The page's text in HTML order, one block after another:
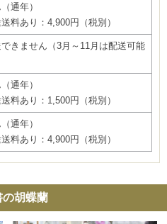
通年）
料あり：4,900円（税別）
きません（3月～11月は配送可能
通年）
料あり：1,500円（税別）
通年）
料あり：4,900円（税別）
の胡蝶蘭